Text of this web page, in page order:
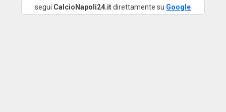
segui CalcioNapoli24.itdirettamente su Google